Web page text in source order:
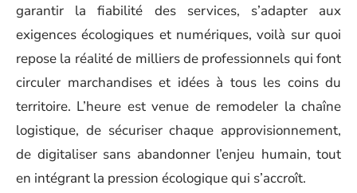
garantir la fiabilité des services, s’adapter aux
exigences écologiques et numériques, voilà sur quoi
repose la réalité de milliers de professionnels qui font
circuler marchandises et idées à tous les coins du
territoire. L’heure est venue de remodeler la chaîne
logistique, de sécuriser chaque approvisionnement,
de digitaliser sans abandonner l’enjeu humain, tout
en intégrant la pression écologique qui s’accroît.